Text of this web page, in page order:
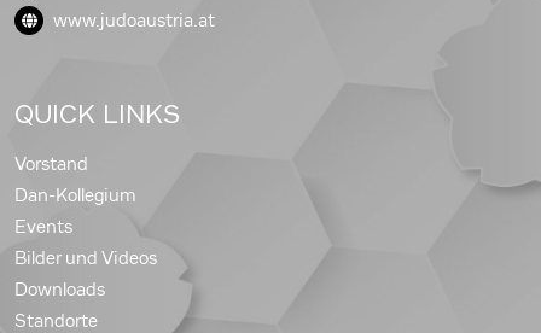
www.judoaustria.at
QUICK LINKS
Vorstand
Dan-Kollegium
Events
Bilder und Videos
Downloads
Standorte